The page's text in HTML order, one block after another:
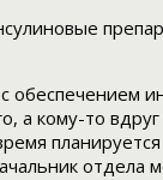
а кому-то
отдела